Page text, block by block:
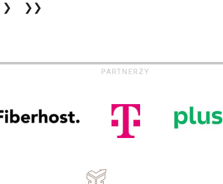
❯
❯❯
PARTNERZY